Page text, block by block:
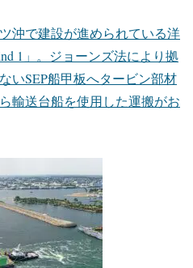
沖で建設が進められている洋
1」。ジョーンズ法により拠
いSEP船甲板へタービン部材
輸送台船を使用した運搬がお